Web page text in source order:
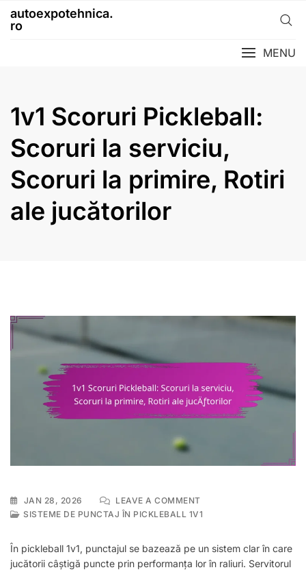
autoexpotehnica.
ro
MENU
1v1 Scoruri Pickleball:
Scoruri la serviciu,
Scoruri la primire, Rotiri
ale jucătorilor
JAN 28, 2026 LEAVE A COMMENTON
1V1
SCORURI
LA
SISTEME DE PUNCTAJ ÎN PICKLEBALL 1V1
În pickleball 1v1, punctajul se bazează pe un sistem clar în care
jucătorii câștigă puncte prin performanța lor în raliuri. Servitorul